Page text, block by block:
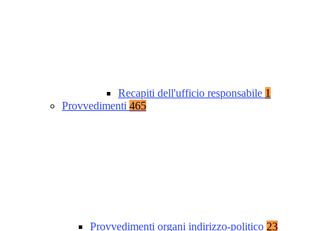
Recapiti dell'ufficio responsabile 1
Provvedimenti 465
Provvedimenti organi indirizzo-politico 23